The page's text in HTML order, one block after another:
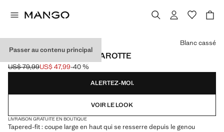
Passer au contenu principal
JEAN COURT COUPE CAROTTE
Prix initial barré [US$ 79,99 ]
US$ 79,99
Prix actuel [US$ 47,99 ]
US$ 47,99-40 %
Choisissez une couleur
Blanc cassé
ALERTEZ-MOI.
VOIR LE LOOK
LIVRAISON GRATUITE EN BOUTIQUE
Tapered-fit : coupe large en haut qui se resserre depuis le genou